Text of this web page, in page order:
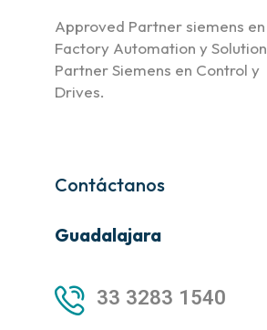
Approved Partner siemens en
Factory Automation y Solution
Partner Siemens en Control y
Drives.
Contáctanos
Guadalajara
33 3283 1540